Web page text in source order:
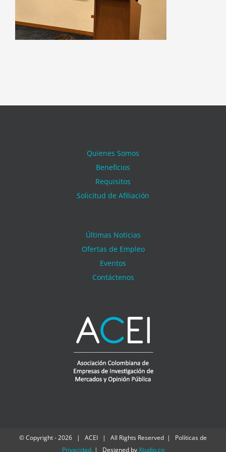
Quienes Somos
Beneficios
Requisitos
Solicitud de Afiliación
Últimas Noticias
Ofertas de Empleo
Eventos
Contáctenos
© Copyright -2026 | ACEI | All Rights Reserved | Políticas de
Privacidad. | Designed byXtudio.co